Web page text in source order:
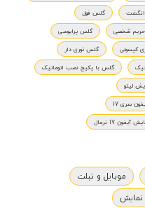
انگشت
گلس فول
شخصی
گلس پرایوسی
کپسولی
گلس توری دار
گلس با پکیج نصب اتوماتیک
لیتو
سری 17
17 نرمال
موبایل و تبلت